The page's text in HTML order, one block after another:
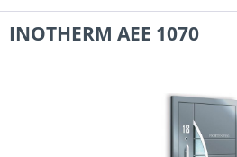
INOTHERM AEE 1070